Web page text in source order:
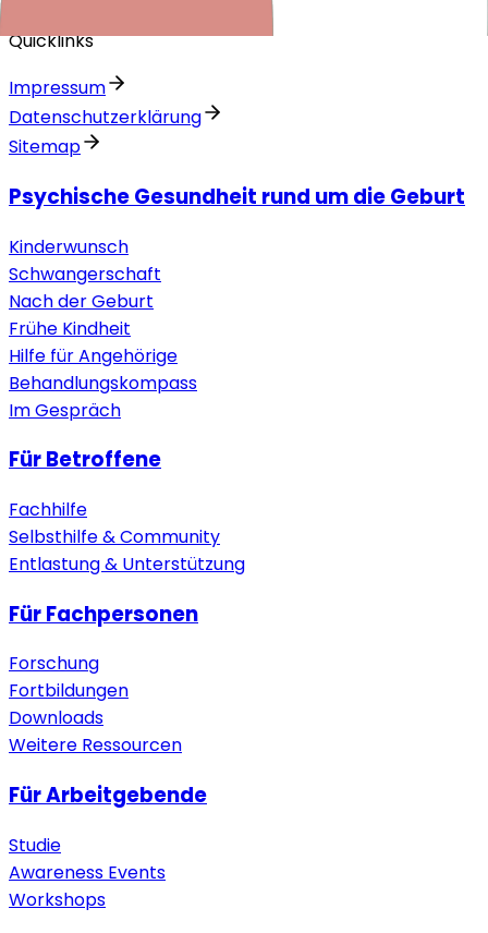
Quicklinks
Impressum
Datenschutzerklärung
Sitemap
Psychische Gesundheit rund um die Geburt
Kinderwunsch
Schwangerschaft
Nach der Geburt
Frühe Kindheit
Hilfe für Angehörige
Behandlungskompass
Im Gespräch
Für Betroffene
Fachhilfe
Selbsthilfe & Community
Entlastung & Unterstützung
Für Fachpersonen
Forschung
Fortbildungen
Downloads
Weitere Ressourcen
Für Arbeitgebende
Studie
Awareness Events
Workshops